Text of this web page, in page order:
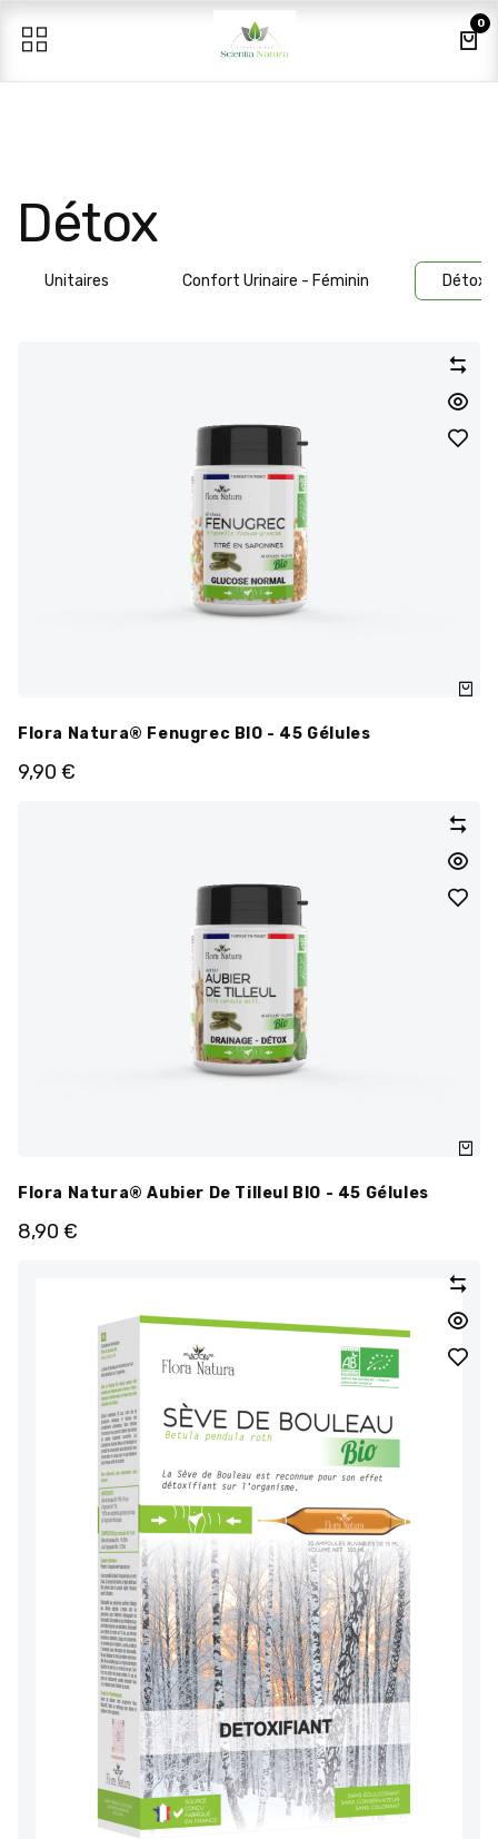
0
Détox
Unitaires Confort Urinaire - Féminin Détox
Flora Natura® Fenugrec BIO - 45 Gélules
9,90 €
Flora Natura® Aubier De Tilleul BIO - 45 Gélules
8,90 €